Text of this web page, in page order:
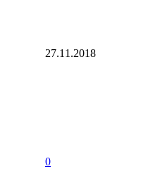
27.11.2018
0